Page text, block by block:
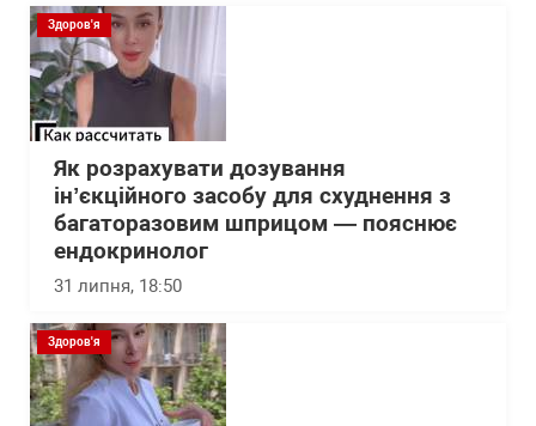
Здоров'я
Як розрахувати дозування
інʼєкційного засобу для схуднення з
багаторазовим шприцом — пояснює
ендокринолог
31 липня, 18:50
Здоров'я